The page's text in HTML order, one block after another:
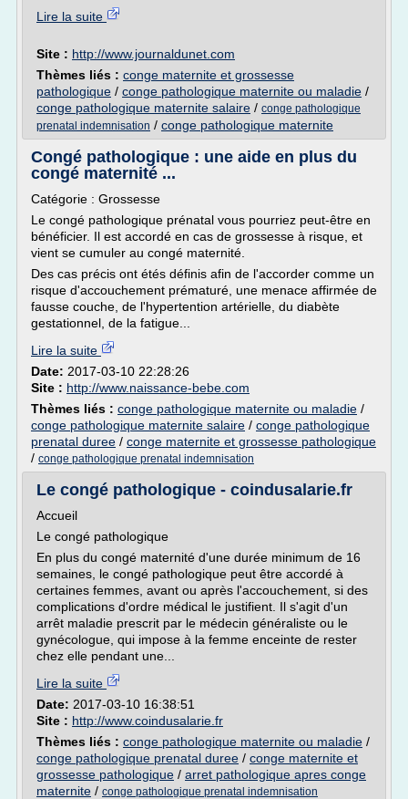
Lire la suite
Site : http://www.journaldunet.com
Thèmes liés : conge maternite et grossesse
pathologique / conge pathologique maternite ou maladie /
conge pathologique maternite salaire / conge pathologique
prenatal indemnisation / conge pathologique maternite
Congé pathologique : une aide en plus du
congé maternité ...
Catégorie : Grossesse
Le congé pathologique prénatal vous pourriez peut-être en
bénéficier. Il est accordé en cas de grossesse à risque, et
vient se cumuler au congé maternité.
Des cas précis ont étés définis afin de l'accorder comme un
risque d'accouchement prématuré, une menace affirmée de
fausse couche, de l'hypertention artérielle, du diabète
gestationnel, de la fatigue...
Lire la suite
Date: 2017-03-10 22:28:26
Site : http://www.naissance-bebe.com
Thèmes liés : conge pathologique maternite ou maladie /
conge pathologique maternite salaire / conge pathologique
prenatal duree / conge maternite et grossesse pathologique
/ conge pathologique prenatal indemnisation
Le congé pathologique - coindusalarie.fr
Accueil
Le congé pathologique
En plus du congé maternité d'une durée minimum de 16
semaines, le congé pathologique peut être accordé à
certaines femmes, avant ou après l'accouchement, si des
complications d'ordre médical le justifient. Il s'agit d'un
arrêt maladie prescrit par le médecin généraliste ou le
gynécologue, qui impose à la femme enceinte de rester
chez elle pendant une...
Lire la suite
Date: 2017-03-10 16:38:51
Site : http://www.coindusalarie.fr
Thèmes liés : conge pathologique maternite ou maladie /
conge pathologique prenatal duree / conge maternite et
grossesse pathologique / arret pathologique apres conge
maternite / conge pathologique prenatal indemnisation